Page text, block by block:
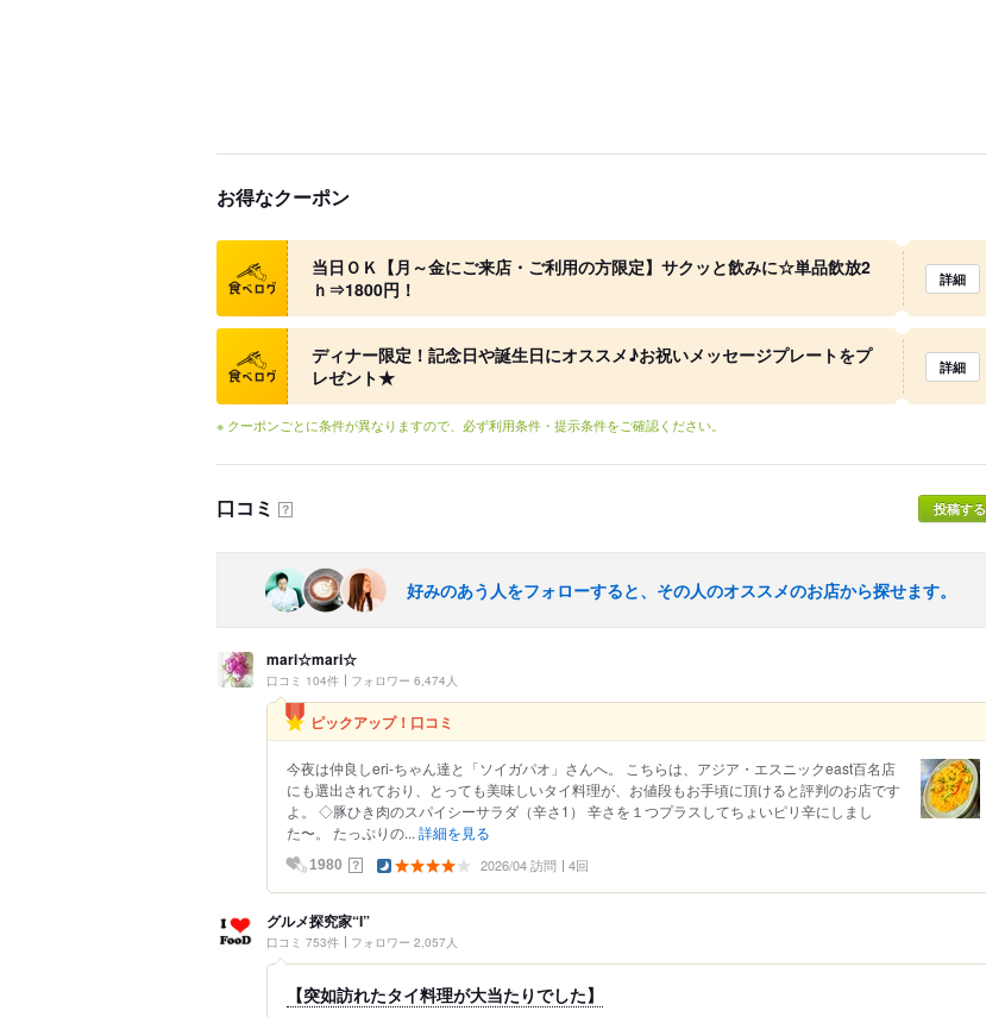
お得なクーポン
クーポン
当日ＯＫ【月～金にご来店・ご利用の方限定】サクッと飲みに☆単品飲放2
ｈ⇒1800円！
詳細
クーポン
ディナー限定！記念日や誕生日にオススメ♪お祝いメッセージプレートをプ
レゼント★
詳細
※ クーポンごとに条件が異なりますので、必ず利用条件・提示条件をご確認ください。
口コミ ？ 投稿する
好みのあう人をフォローすると、その人のオススメのお店から探せます。
mari☆mari☆
口コミ 104件 フォロワー 6,474人
ピックアップ！口コミ
今夜は仲良しeri-ちゃん達と「ソイガパオ」さんへ。 こちらは、アジア・エスニックeast百名店
にも選出されており、とっても美味しいタイ料理が、お値段もお手頃に頂けると評判のお店です
よ。 ◇豚ひき肉のスパイシーサラダ（辛さ1） 辛さを１つプラスしてちょいピリ辛にしまし
た〜。 たっぷりの... 詳細を見る
1980 ？ 2026/04 訪問 4回
グルメ探究家“I”
口コミ 753件 フォロワー 2,057人
【突如訪れたタイ料理が大当たりでした】